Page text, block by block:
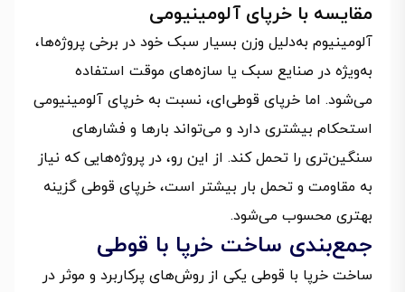
مقایسه با خرپای آلومینیومی
آلومینیوم به‌دلیل وزن بسیار سبک خود در برخی پروژه‌ها،
به‌ویژه در صنایع سبک یا سازه‌های موقت استفاده
می‌شود. اما خرپای قوطی‌ای، نسبت به خرپای آلومینیومی
استحکام بیشتری دارد و می‌تواند بارها و فشارهای
سنگین‌تری را تحمل کند. از این رو، در پروژه‌هایی که نیاز
به مقاومت و تحمل بار بیشتر است، خرپای قوطی گزینه
بهتری محسوب می‌شود.
جمع‌بندی ساخت خرپا با قوطی
ساخت خرپا با قوطی یکی از روش‌های پرکاربرد و موثر در